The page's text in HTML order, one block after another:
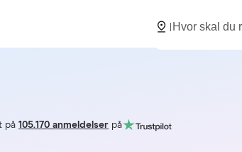
på 105.170 anmeldelser på